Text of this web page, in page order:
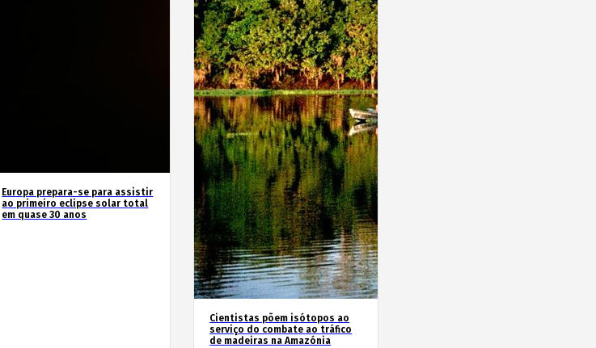
Europa prepara-se para assistir
ao primeiro eclipse solar total
em quase 30 anos
Cientistas põem isótopos ao
serviço do combate ao tráfico
de madeiras na Amazónia